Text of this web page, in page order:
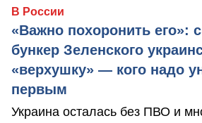
В России
«Важно похоронить его»:
бункер Зеленского
«верхушку» — кого надо
первым
Украина осталась без ПВО и